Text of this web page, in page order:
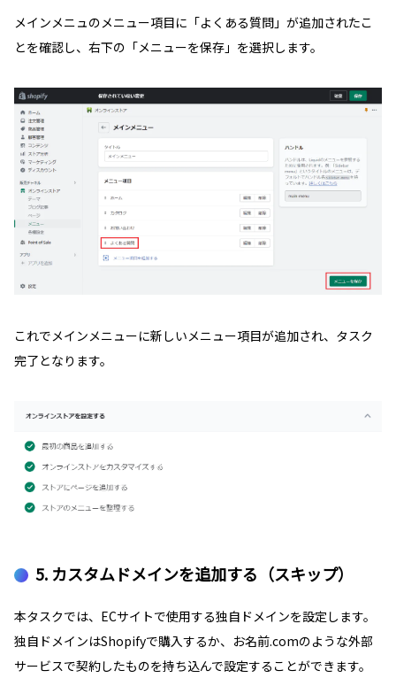
メインメニュのメニュー項目に「よくある質問」が追加されたこ
とを確認し、右下の「メニューを保存」を選択します。
これでメインメニューに新しいメニュー項目が追加され、タスク
完了となります。
5. カスタムドメインを追加する（スキップ）
本タスクでは、ECサイトで使用する独自ドメインを設定します。
独自ドメインはShopifyで購入するか、お名前.comのような外部
サービスで契約したものを持ち込んで設定することができます。